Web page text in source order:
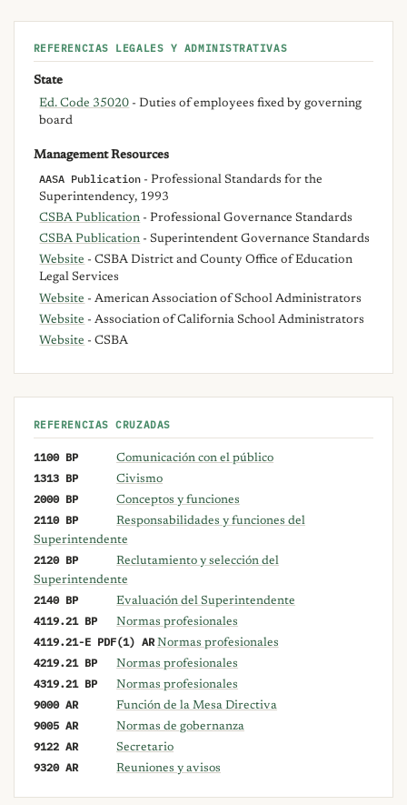
REFERENCIAS LEGALES Y ADMINISTRATIVAS
State
Ed. Code 35020 - Duties of employees fixed by governing
board
Management Resources
AASA Publication - Professional Standards for the
Superintendency, 1993
CSBA Publication - Professional Governance Standards
CSBA Publication - Superintendent Governance Standards
Website - CSBA District and County Office of Education
Legal Services
Website - American Association of School Administrators
Website - Association of California School Administrators
Website - CSBA
REFERENCIAS CRUZADAS
1100 BP Comunicación con el público
1313 BP Civismo
2000 BP Conceptos y funciones
2110 BP
Responsabilidades y funciones del
Superintendente
2120 BP
Reclutamiento y selección del
Superintendente
2140 BP Evaluación del Superintendente
4119.21 BP Normas profesionales
4119.21-E PDF(1) AR Normas profesionales
4219.21 BP Normas profesionales
4319.21 BP Normas profesionales
9000 AR Función de la Mesa Directiva
9005 AR Normas de gobernanza
9122 AR Secretario
9320 AR Reuniones y avisos